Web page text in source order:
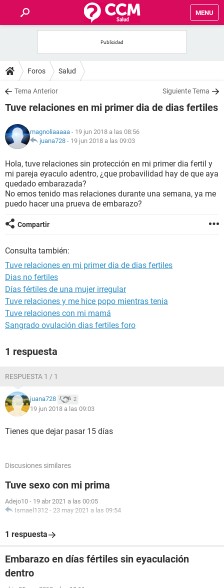
MENU
FOROS
SALUD
NUTRICIÓN
BIENESTAR
SEXUALIDAD
GLOSARIO
Foros Salud
Tema Anterior Siguiente Tema
Tuve relaciones en mi primer dia de dias fertiles
magnoliaaaaa - 19 jun 2018 a las 08:56
juana728 - 19 jun 2018 a las 09:03
Hola, tuve relaciones sin protección en mi primer dia fertil y
mi pareja eyaculo adentro, ¿que probavilidad hay de que aya
quedado embarazada?
No emos tenido mas relaciones durante una semana, ya me
puedo hacer una prueva de embarazo?
Compartir
Consulta también:
Tuve relaciones en mi primer dia de dias fertiles
Dias no fertiles
Días fértiles de una mujer irregular
Tuve relaciones y me hice popo mientras tenia
Tuve relaciones con mi mamá
Sangrado ovulación dias fertiles foro
1 respuesta
RESPUESTA 1 / 1
juana728 2
19 jun 2018 a las 09:03
Tienes que dejar pasar 15 días
Discusiones similares
Tuve sexo con mi prima
Adejo10 - 19 abr 2021 a las 00:05
Ismael1312 - 23 may 2021 a las 09:54
1 respuesta
Embarazo en días fértiles sin eyaculación
dentro